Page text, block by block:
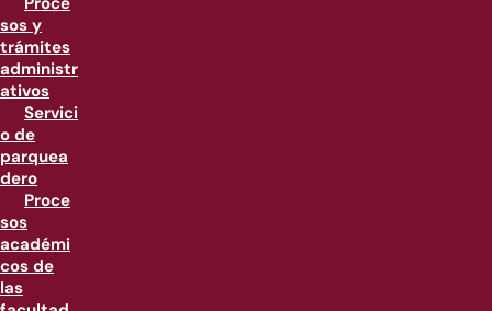
sos y
trámites
administr
ativos
Servici
o de
parquea
dero
Proce
sos
académi
cos de
las